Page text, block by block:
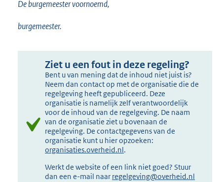
De burgemeester voornoemd,
burgemeester.
Ziet u een fout in deze regeling?
Bent u van mening dat de inhoud niet juist is?
Neem dan contact op met de organisatie die de
regelgeving heeft gepubliceerd. Deze
organisatie is namelijk zelf verantwoordelijk
voor de inhoud van de regelgeving. De naam
van de organisatie ziet u bovenaan de
regelgeving. De contactgegevens van de
organisatie kunt u hier opzoeken:
organisaties.overheid.nl.
Werkt de website of een link niet goed? Stuur
dan een e-mail naar regelgeving@overheid.nl